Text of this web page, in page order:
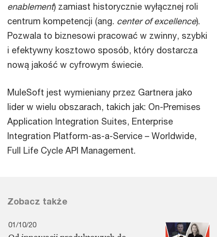
enablement) zamiast historycznie wyłącznej roli
centrum kompetencji (ang. center of excellence).
Pozwala to biznesowi pracować w zwinny, szybki
i efektywny kosztowo sposób, który dostarcza
nową jakość w cyfrowym świecie.
MuleSoft jest wymieniany przez Gartnera jako
lider w wielu obszarach, takich jak: On-Premises
Application Integration Suites, Enterprise
Integration Platform-as-a-Service – Worldwide,
Full Life Cycle API Management.
Zobacz także
01/10/20